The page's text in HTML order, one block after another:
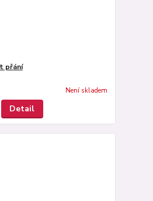
přání
Není skladem
Detail